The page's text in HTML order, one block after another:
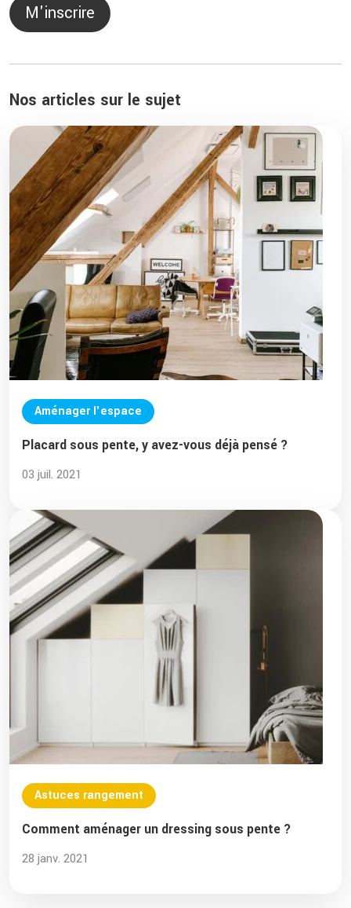
M'inscrire
Nos articles sur le sujet
Aménager l'espace
Placard sous pente, y avez-vous déjà pensé ?
03 juil. 2021
Astuces rangement
Comment aménager un dressing sous pente ?
28 janv. 2021